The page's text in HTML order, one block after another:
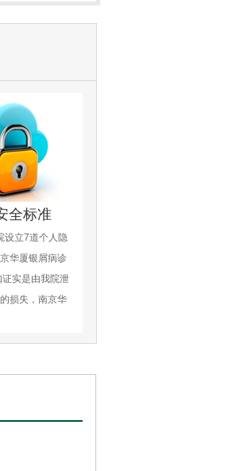
全标准
设立7道个人隐
华厦银屑病诊
实是由我院泄
损失，南京华